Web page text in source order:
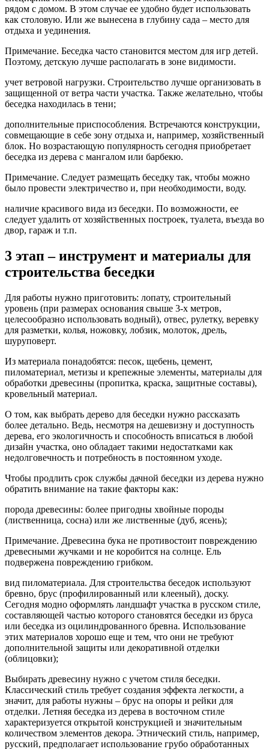
рядом с домом. В этом случае ее удобно будет использовать
как столовую. Или же вынесена в глубину сада – место для
отдыха и уединения.
Примечание. Беседка часто становится местом для игр детей.
Поэтому, детскую лучше располагать в зоне видимости.
учет ветровой нагрузки. Строительство лучше организовать в
защищенной от ветра части участка. Также желательно, чтобы
беседка находилась в тени;
дополнительные приспособления. Встречаются конструкции,
совмещающие в себе зону отдыха и, например, хозяйственный
блок. Но возрастающую популярность сегодня приобретает
беседка из дерева с мангалом или барбекю.
Примечание. Следует размещать беседку так, чтобы можно
было провести электричество и, при необходимости, воду.
наличие красивого вида из беседки. По возможности, ее
следует удалить от хозяйственных построек, туалета, въезда во
двор, гараж и т.п.
3 этап – инструмент и материалы для
строительства беседки
Для работы нужно приготовить: лопату, строительный
уровень (при размерах основания свыше 3-х метров,
целесообразно использовать водный), отвес, рулетку, веревку
для разметки, колья, ножовку, лобзик, молоток, дрель,
шуруповерт.
Из материала понадобятся: песок, щебень, цемент,
пиломатериал, метизы и крепежные элементы, материалы для
обработки древесины (пропитка, краска, защитные составы),
кровельный материал.
О том, как выбрать дерево для беседки нужно рассказать
более детально. Ведь, несмотря на дешевизну и доступность
дерева, его экологичность и способность вписаться в любой
дизайн участка, оно обладает такими недостатками как
недолговечность и потребность в постоянном уходе.
Чтобы продлить срок службы дачной беседки из дерева нужно
обратить внимание на такие факторы как:
порода древесины: более пригодны хвойные породы
(лиственница, сосна) или же лиственные (дуб, ясень);
Примечание. Древесина бука не противостоит повреждению
древесными жучками и не коробится на солнце. Ель
подвержена повреждению грибком.
вид пиломатериала. Для строительства беседок используют
бревно, брус (профилированный или клееный), доску.
Сегодня модно оформлять ландшафт участка в русском стиле,
составляющей частью которого становятся беседки из бруса
или беседка из оцилиндрованного бревна. Использование
этих материалов хорошо еще и тем, что они не требуют
дополнительной защиты или декоративной отделки
(облицовки);
Выбирать древесину нужно с учетом стиля беседки.
Классический стиль требует создания эффекта легкости, а
значит, для работы нужны – брус на опоры и рейки для
отделки. Летняя беседка из дерева в восточном стиле
характеризуется открытой конструкцией и значительным
количеством элементов декора. Этнический стиль, например,
русский, предполагает использование грубо обработанных